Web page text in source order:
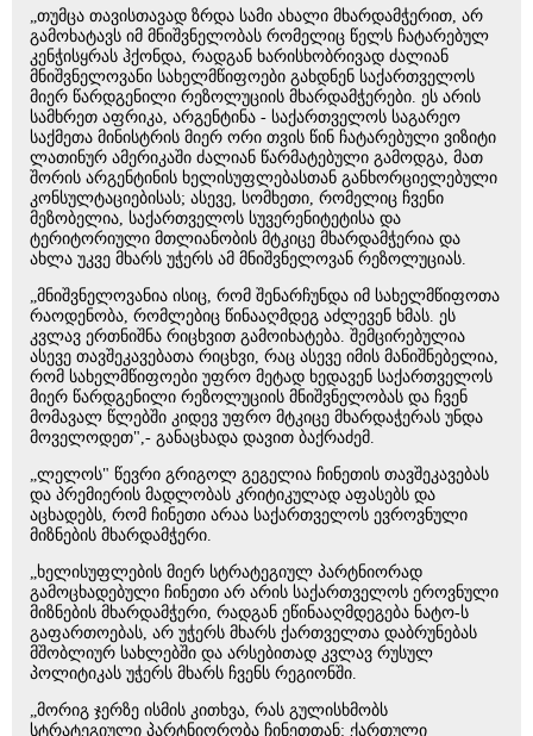
„თუმცა თავისთავად ზრდა სამი ახალი მხარდამჭერით, არ
გამოხატავს იმ მნიშვნელობას რომელიც წელს ჩატარებულ
კენჭისყრას ჰქონდა, რადგან ხარისხობრივად ძალიან
მნიშვნელოვანი სახელმწიფოები გახდნენ საქართველოს
მიერ წარდგენილი რეზოლუციის მხარდამჭერები. ეს არის
სამხრეთ აფრიკა, არგენტინა - საქართველოს საგარეო
საქმეთა მინისტრის მიერ ორი თვის წინ ჩატარებული ვიზიტი
ლათინურ ამერიკაში ძალიან წარმატებული გამოდგა, მათ
შორის არგენტინის ხელისუფლებასთან განხორციელებული
კონსულტაციებისას; ასევე, სომხეთი, რომელიც ჩვენი
მეზობელია, საქართველოს სუვერენიტეტისა და
ტერიტორიული მთლიანობის მტკიცე მხარდამჭერია და
ახლა უკვე მხარს უჭერს ამ მნიშვნელოვან რეზოლუციას.
„მნიშვნელოვანია ისიც, რომ შენარჩუნდა იმ სახელმწიფოთა
რაოდენობა, რომლებიც წინააღმდეგ აძლევენ ხმას. ეს
კვლავ ერთნიშნა რიცხვით გამოიხატება. შემცირებულია
ასევე თავშეკავებათა რიცხვი, რაც ასევე იმის მანიშნებელია,
რომ სახელმწიფოები უფრო მეტად ხედავენ საქართველოს
მიერ წარდგენილი რეზოლუციის მნიშვნელობას და ჩვენ
მომავალ წლებში კიდევ უფრო მტკიცე მხარდაჭერას უნდა
მოველოდეთ",- განაცხადა დავით ბაქრაძემ.
„ლელოს" წევრი გრიგოლ გეგელია ჩინეთის თავშეკავებას
და პრემიერის მადლობას კრიტიკულად აფასებს და
აცხადებს, რომ ჩინეთი არაა საქართველოს ევროვნული
მიზნების მხარდამჭერი.
„ხელისუფლების მიერ სტრატეგიულ პარტნიორად
გამოცხადებული ჩინეთი არ არის საქართველოს ეროვნული
მიზნების მხარდამჭერი, რადგან ეწინააღმდეგება ნატო-ს
გაფართოებას, არ უჭერს მხარს ქართველთა დაბრუნებას
მშობლიურ სახლებში და არსებითად კვლავ რუსულ
პოლიტიკას უჭერს მხარს ჩვენს რეგიონში.
„მორიგ ჯერზე ისმის კითხვა, რას გულისხმობს
სტრატეგიული პარტნიორობა ჩინეთთან: ქართული